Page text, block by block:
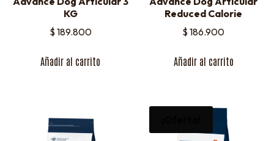
KG
$ 189.800
Añadir al carrito
Reduced Calorie
$ 186.900
Añadir al carrito